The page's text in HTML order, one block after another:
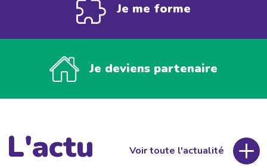
Je me forme
Je deviens partenaire
L'actu Voir toute l'actualité